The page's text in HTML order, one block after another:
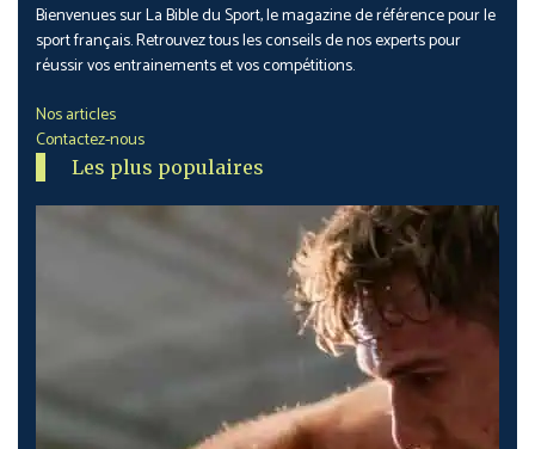
Bienvenues sur La Bible du Sport, le magazine de référence pour le
sport français. Retrouvez tous les conseils de nos experts pour
réussir vos entrainements et vos compétitions.
Nos articles
Contactez-nous
Les plus populaires